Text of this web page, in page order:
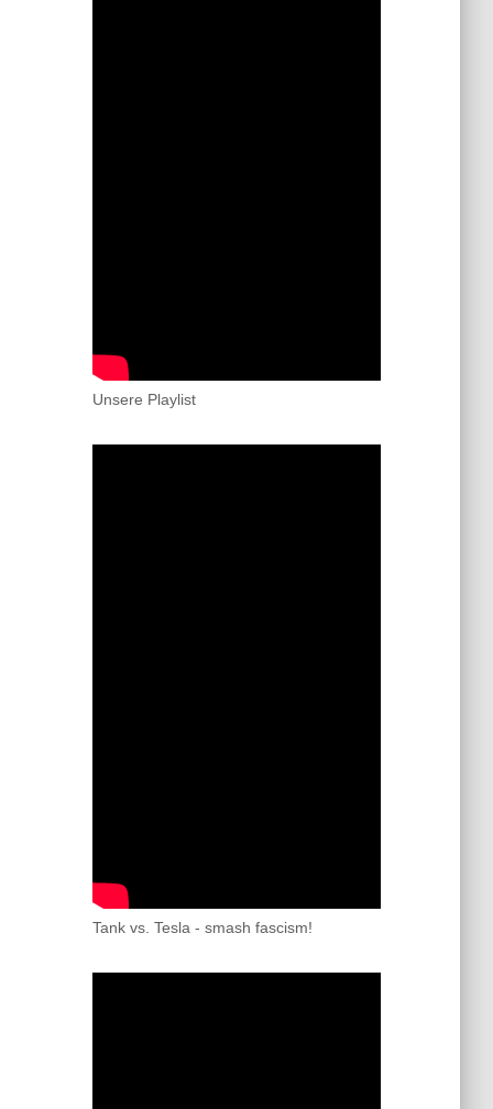
Unsere Playlist
Tank vs. Tesla - smash fascism!